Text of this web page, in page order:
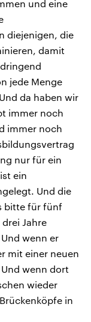
und eine
diejenigen, die
damit
jede Menge
da haben wir
immer noch
immer noch
nur für ein
ein
Und die
bitte für fünf
Jahre
wenn er
mit einer neuen
wenn dort
wieder
in